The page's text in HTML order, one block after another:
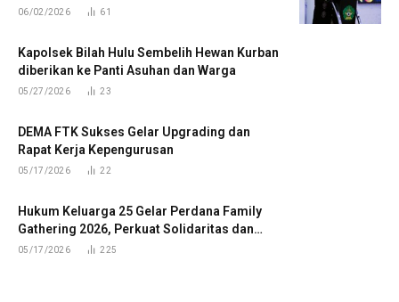
Tengah
06/02/2026 61
Kapolsek Bilah Hulu Sembelih Hewan Kurban
diberikan ke Panti Asuhan dan Warga
05/27/2026 23
DEMA FTK Sukses Gelar Upgrading dan
Rapat Kerja Kepengurusan
05/17/2026 22
Hukum Keluarga 25 Gelar Perdana Family
Gathering 2026, Perkuat Solidaritas dan
Kekompakan Mahasiswa
05/17/2026 225